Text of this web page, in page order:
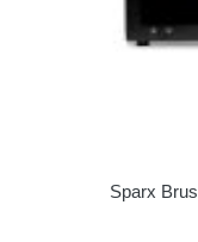
Sparx